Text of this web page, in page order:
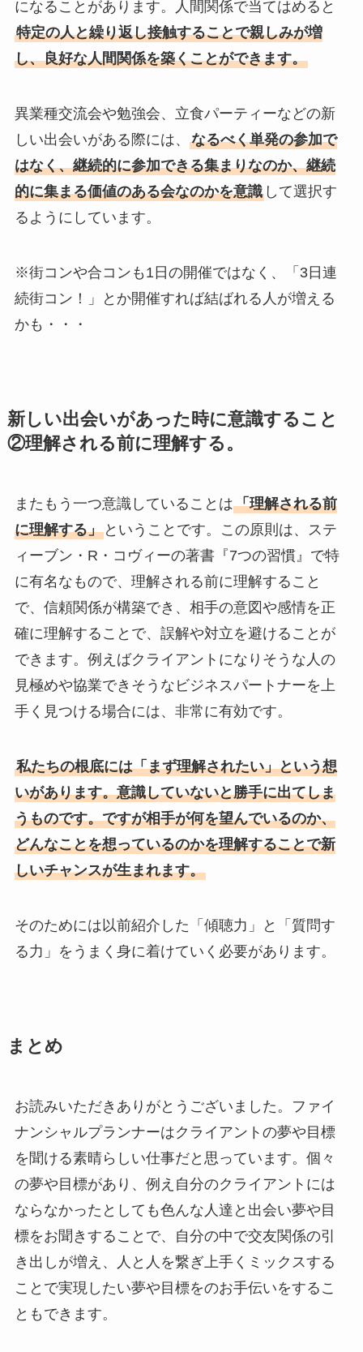
になることがあります。人間関係で当てはめると
特定の人と繰り返し接触することで親しみが増
し、良好な人間関係を築くことができます。
異業種交流会や勉強会、立食パーティーなどの新
しい出会いがある際には、 なるべく単発の参加で
はなく、継続的に参加できる集まりなのか、継続
的に集まる価値のある会なのかを意識して選択す
るようにしています。
※街コンや合コンも1日の開催ではなく、「3日連
続街コン！」とか開催すれば結ばれる人が増える
かも・・・
新しい出会いがあった時に意識すること
②理解される前に理解する。
またもう一つ意識していることは「理解される前
に理解する」ということです。この原則は、ステ
ィーブン・R・コヴィーの著書『7つの習慣』で特
に有名なもので、理解される前に理解すること
で、信頼関係が構築でき、相手の意図や感情を正
確に理解することで、誤解や対立を避けることが
できます。例えばクライアントになりそうな人の
見極めや協業できそうなビジネスパートナーを上
手く見つける場合には、非常に有効です。
私たちの根底には「まず理解されたい」という想
いがあります。意識していないと勝手に出てしま
うものです。ですが相手が何を望んでいるのか、
どんなことを想っているのかを理解することで新
しいチャンスが生まれます。
そのためには以前紹介した「傾聴力」と「質問す
る力」をうまく身に着けていく必要があります。
まとめ
お読みいただきありがとうございました。ファイ
ナンシャルプランナーはクライアントの夢や目標
を聞ける素晴らしい仕事だと思っています。個々
の夢や目標があり、例え自分のクライアントには
ならなかったとしても色んな人達と出会い夢や目
標をお聞きすることで、自分の中で交友関係の引
き出しが増え、人と人を繋ぎ上手くミックスする
ことで実現したい夢や目標をのお手伝いをするこ
ともできます。